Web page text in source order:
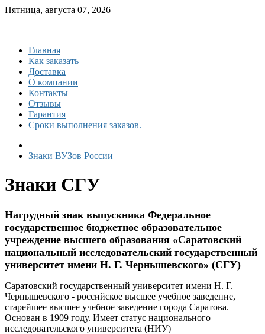
Пятница, августа 07, 2026
Главная
Как заказать
Доставка
О компании
Контакты
Отзывы
Гарантия
Сроки выполнения заказов.
Знаки ВУЗов России
Знаки СГУ
Нагрудный знак выпускника Федеральное
государственное бюджетное образовательное
учреждение высшего образования «Саратовский
национальный исследовательский государственный
университет имени Н. Г. Чернышевского» (СГУ)
Саратовский государственный университет имени Н. Г.
Чернышевского - российское высшее учебное заведение,
старейшее высшее учебное заведение города Саратова.
Основан в 1909 году. Имеет статус национального
исследовательского университета (НИУ)